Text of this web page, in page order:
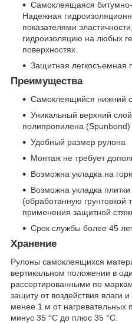
Самоклеящаяся
Надежная
показателями
гидроизоляцию на любых
поверхностях.
Защитная легкосъемная
Преимущества
Самоклеящийся нижний
Уникальный верхний
полипропилена (Spunbond)
Удобный размер рулона
Монтаж не требует
Возможна укладка на
Возможна укладка
(обработанную грунтовкой
применения защитной
Срок службы более 45
Хранение
Рулоны самоклеящихся
вертикальном положении в
рассортированными по
защиту от воздействия влаги
менее 1 м от нагревательных
минус 35 °С до плюс 35 °С.